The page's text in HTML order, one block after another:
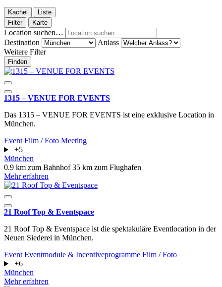
Kachel
Liste
Filter
Karte
Location suchen…
Destination
Anlass
Weitere Filter
Finden
1315 – VENUE FOR EVENTS
Das 1315 – VENUE FOR EVENTS ist eine exklusive Location in
München.
Event Film / Foto Meeting
+5
München
0.9 km zum Bahnhof35 km zum Flughafen
Mehr erfahren
21 Roof Top & Eventspace
21 Roof Top & Eventspace ist die spektakuläre Eventlocation in der
Neuen Siederei in München.
Event Eventmodule & Incentiveprogramme Film / Foto
+6
München
Mehr erfahren